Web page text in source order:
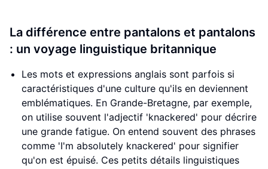
La différence entre pantalons et pantalons
: un voyage linguistique britannique
Les mots et expressions anglais sont parfois si
caractéristiques d'une culture qu'ils en deviennent
emblématiques. En Grande-Bretagne, par exemple,
on utilise souvent l'adjectif 'knackered' pour décrire
une grande fatigue. On entend souvent des phrases
comme 'I'm absolutely knackered' pour signifier
qu'on est épuisé. Ces petits détails linguistiques